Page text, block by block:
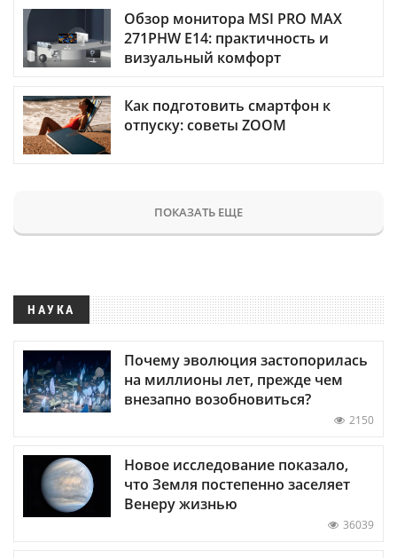
Обзор монитора MSI PRO MAX
271PHW E14: практичность и
визуальный комфорт
Как подготовить смартфон к
отпуску: советы ZOOM
ПОКАЗАТЬ ЕЩЕ
НАУКА
Почему эволюция застопорилась
на миллионы лет, прежде чем
внезапно возобновиться?
2150
Новое исследование показало,
что Земля постепенно заселяет
Венеру жизнью
36039